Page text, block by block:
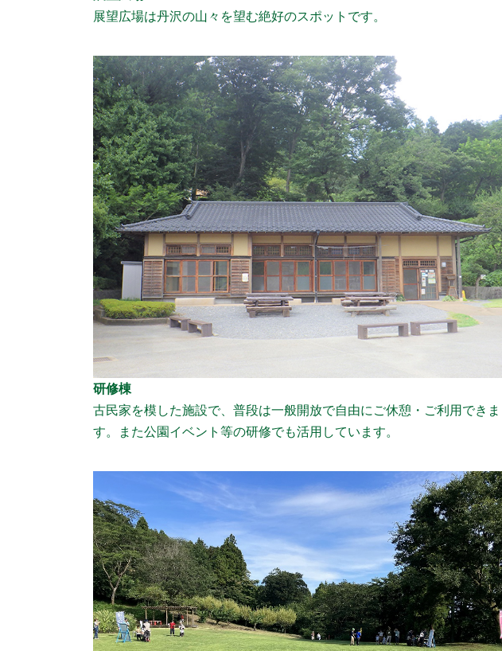
展望広場は丹沢の山々を望む絶好のスポットです。
研修棟
古民家を模した施設で、普段は一般開放で自由にご休憩・ご利用できま
す。また公園イベント等の研修でも活用しています。